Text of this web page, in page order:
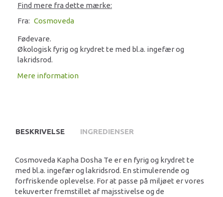
Find mere fra dette mærke:
Fra: Cosmoveda
Fødevare.
Økologisk fyrig og krydret te med bl.a. ingefær og
lakridsrod.
Mere information
BESKRIVELSE INGREDIENSER
Cosmoveda Kapha Dosha Te er en fyrig og krydret te
med bl.a. ingefær og lakridsrod. En stimulerende og
forfriskende oplevelse. For at passe på miljøet er vores
tekuverter fremstillet af majsstivelse og de